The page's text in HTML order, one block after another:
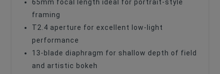
65mm focal length ideal for portrait-style
framing
T2.4 aperture for excellent low-light
performance
13-blade diaphragm for shallow depth of field
and artistic bokeh